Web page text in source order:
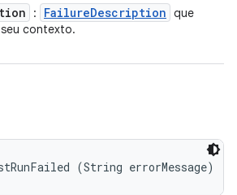
: FailureDescription que
contexto.
(String errorMessage)